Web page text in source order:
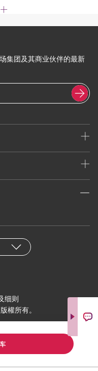
集团及其商业伙伴的最新
细则
權所有。